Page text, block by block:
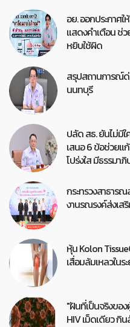
อย. ออกประกาศ
แสดงคำเตือน ช่
หยิบใช้ผิด
สรุปสถานการณ์ด่
นนทบุรี
ปลัด สธ. ยันไม่มี
เสนอ 6 ข้อช่วยแ
โปร่งใส มีธรรมา
กระทรวงสาธาร
งานรณรงค์ส่งเส
หุ้น Kolon
เสื่อมล้มเหลวในร
"ฝันที่เป็นจริงขอ
HIV เม็ดเดียว กิ